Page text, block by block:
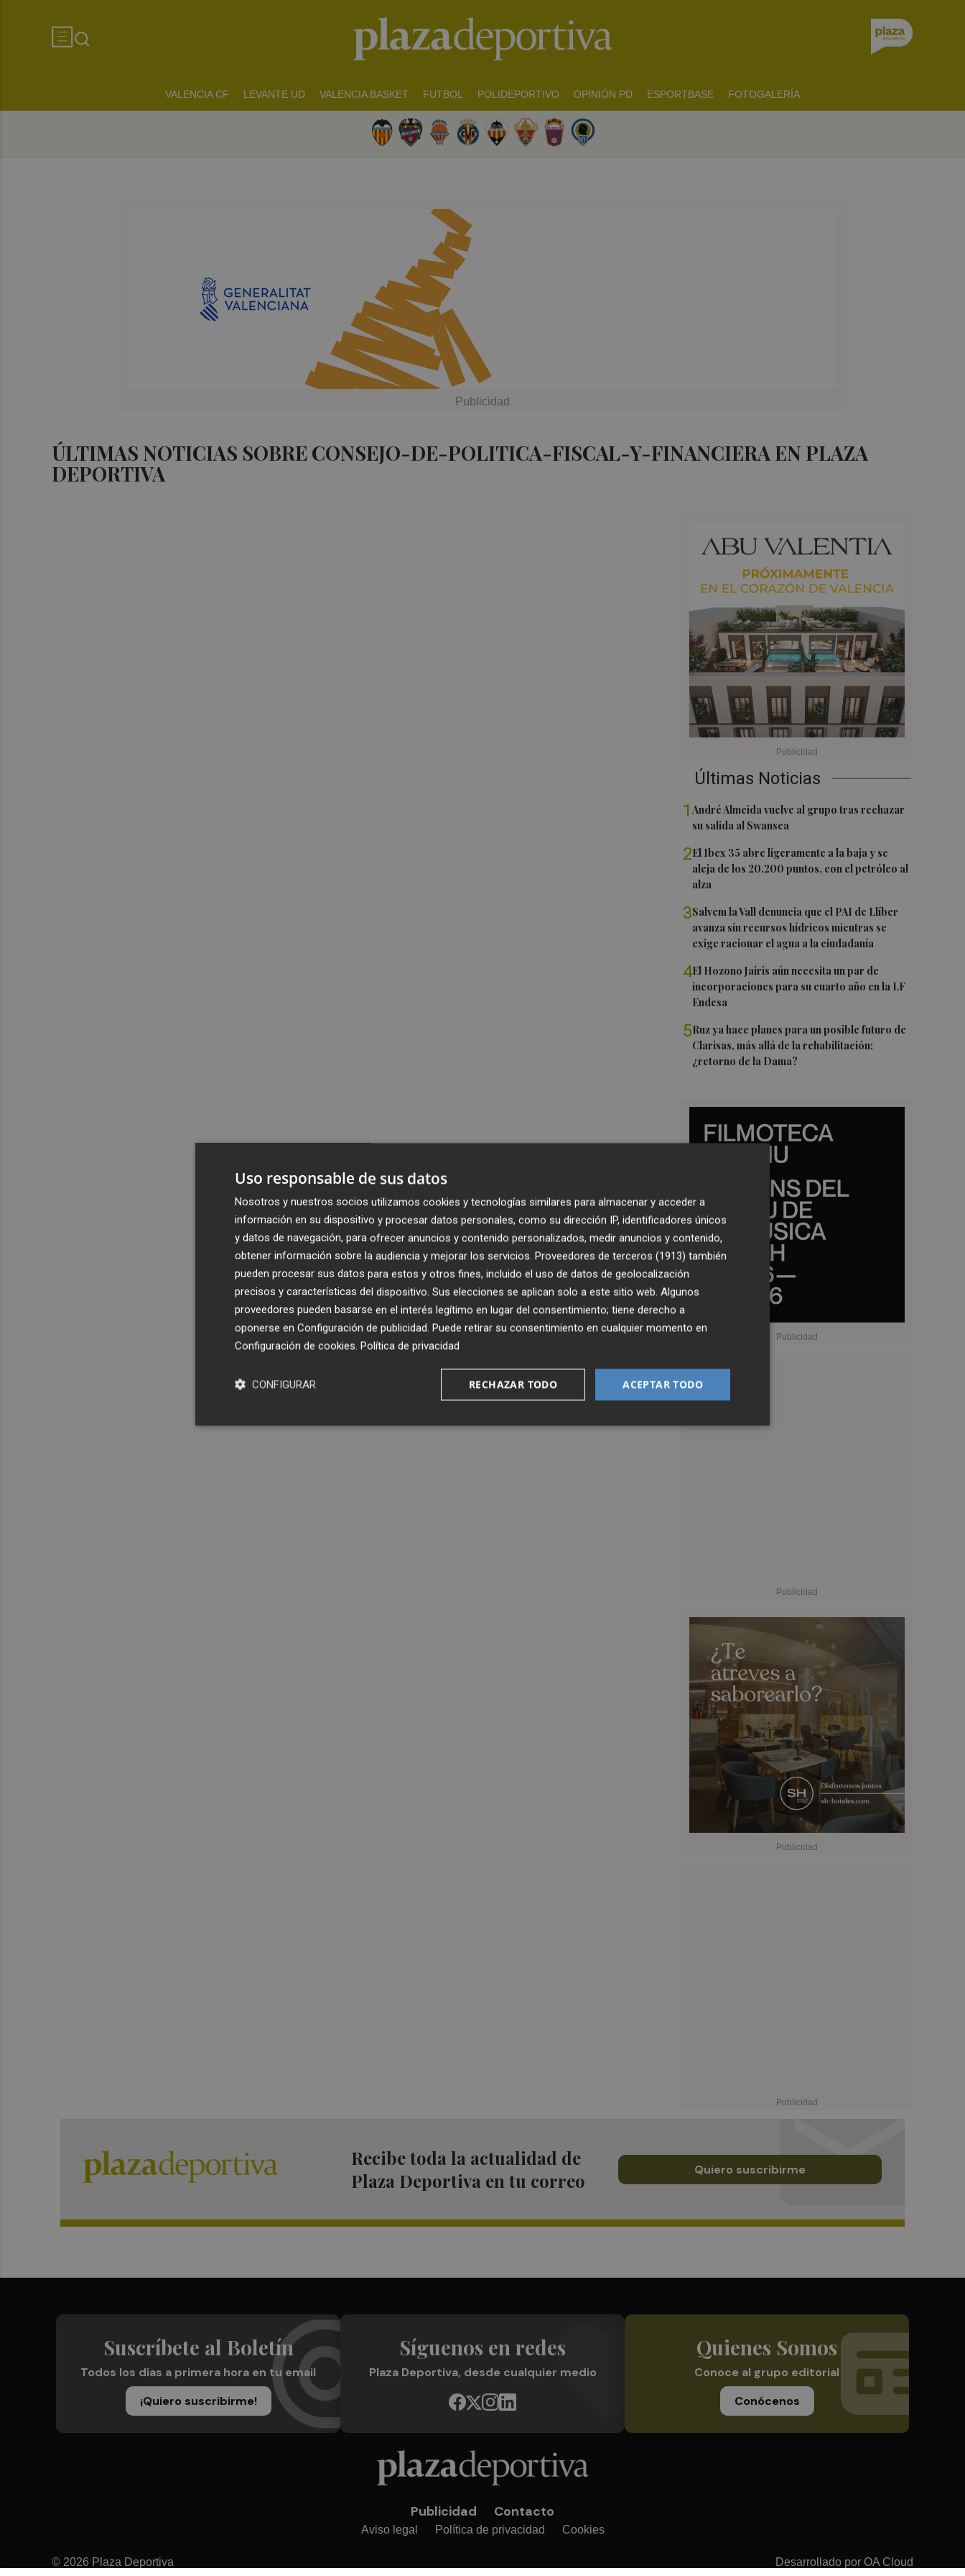
VALENCIA CF LEVANTE UD VALENCIA BASKET FUTBOL POLIDEPORTIVO OPINIÓN PD ESPORTBASE FOTOGALERÍA
ÚLTIMAS NOTICIAS SOBRE CONSEJO-DE-POLITICA-FISCAL-Y-FINANCIERA EN PLAZA
DEPORTIVA
Últimas Noticias
1André Almeida vuelve al grupo tras rechazar
su salida al Swansea
2El Ibex 35 abre ligeramente a la baja y se
aleja de los 20.200 puntos, con el petróleo al
alza
3Salvem la Vall denuncia que el PAI de Llíber
avanza sin recursos hídricos mientras se
exige racionar el agua a la ciudadanía
4El Hozono Jairis aún necesita un par de
incorporaciones para su cuarto año en la LF
Endesa
5Ruz ya hace planes para un posible futuro de
Clarisas, más allá de la rehabilitación:
¿retorno de la Dama?
Recibe toda la actualidad de
Plaza Deportiva en tu correo
Quiero suscribirme
Suscríbete al Boletín
Todos los días a primera hora en tu email
¡Quiero suscribirme!
Síguenos en redes
Plaza Deportiva, desde cualquier medio
Quienes Somos
Conoce al grupo editorial
Conócenos
Publicidad Contacto
Aviso legal Política de privacidad Cookies
© 2026 Plaza Deportiva Desarrollado por OA Cloud
Uso responsable de sus datos
Nosotros y nuestros socios utilizamos cookies y tecnologías similares para almacenar y acceder a
información en su dispositivo y procesar datos personales, como su dirección IP, identificadores únicos
y datos de navegación, para ofrecer anuncios y contenido personalizados, medir anuncios y contenido,
obtener información sobre la audiencia y mejorar los servicios. Proveedores de terceros (1913) también
pueden procesar sus datos para estos y otros fines, incluido el uso de datos de geolocalización
precisos y características del dispositivo. Sus elecciones se aplican solo a este sitio web. Algunos
proveedores pueden basarse en el interés legítimo en lugar del consentimiento; tiene derecho a
oponerse en Configuración de publicidad. Puede retirar su consentimiento en cualquier momento en
Configuración de cookies. Política de privacidad
ACEPTAR TODO
RECHAZAR TODO
CONFIGURAR